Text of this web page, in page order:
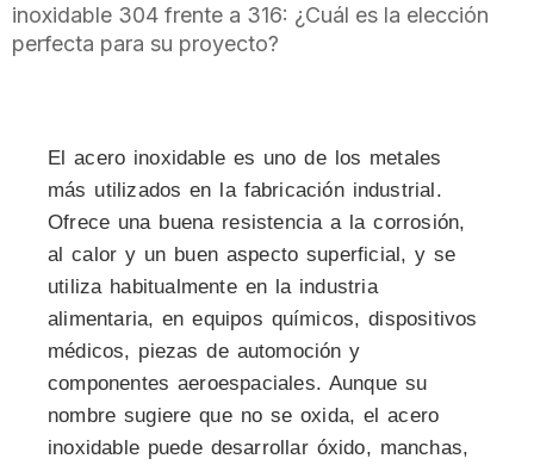
inoxidable 304 frente a 316: ¿Cuál es la elección
perfecta para su proyecto?
El acero inoxidable es uno de los metales
más utilizados en la fabricación industrial.
Ofrece una buena resistencia a la corrosión,
al calor y un buen aspecto superficial, y se
utiliza habitualmente en la industria
alimentaria, en equipos químicos, dispositivos
médicos, piezas de automoción y
componentes aeroespaciales. Aunque su
nombre sugiere que no se oxida, el acero
inoxidable puede desarrollar óxido, manchas,